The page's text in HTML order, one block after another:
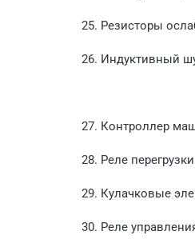
25. Резисторы
26. Индуктивный
27. Контроллер
28. Реле
29. Кулачковые
30. Реле